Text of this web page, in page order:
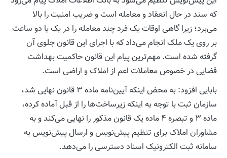
که سند در حال انعقاد و معامله است و ضریب امنیت را بالا
می‌برد؛ زیرا گاهی اوقات یک فرد چند معامله را در یک یا دو ساعت
بر روی یک ملک انجام می‌داد که با اجرای این قانون جلوی آن
گرفته شده است. مهم‌ترین پیام این قانون حاکمیت بهداشت
قضایی در خصوص معاملات اعم از املاک و اراضی است.
بابایی افزود: به محض اینکه آیین‌نامه ماده ۳ قانون نهایی شد،
سازمان ثبت با توجه به اینکه زیرساخت‌ها را از قبل آماده کرده،
ماده ۳ و تبصره ۴ ماده یک قانون مذکور را نهایی می‌کند و به
مشاوران املاک برای تنظیم پیش‌نویس و ارسال پیش‌نویس به
سامانه ثبت الکترونیک اسناد دسترسی را می‌دهد.